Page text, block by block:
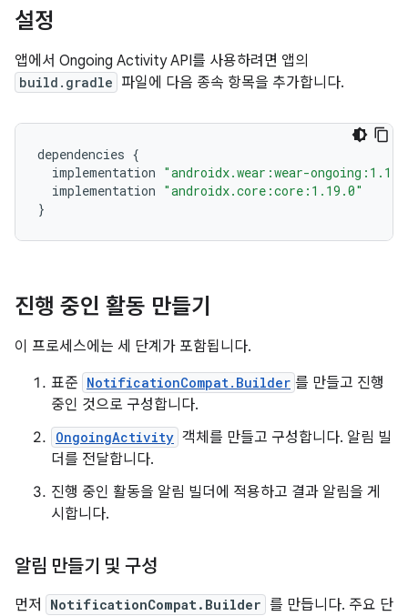
설정
앱에서 Ongoing Activity API를 사용하려면 앱의
build.gradle 파일에 다음 종속 항목을 추가합니다.
dependencies {
implementation "androidx.wear:wear-
implementation "androidx.core:core:1.19.0"
}
진행 중인 활동 만들기
이 프로세스에는 세 단계가 포함됩니다.
표준 NotificationCompat.Builder 를 만들고 진행
중인 것으로 구성합니다.
OngoingActivity 객체를 만들고 구성합니다. 알림 빌
더를 전달합니다.
진행 중인 활동을 알림 빌더에 적용하고 결과 알림을 게
시합니다.
알림 만들기 및 구성
먼저 NotificationCompat.Builder 를 만듭니다. 주요 단